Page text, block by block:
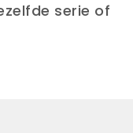
serie of